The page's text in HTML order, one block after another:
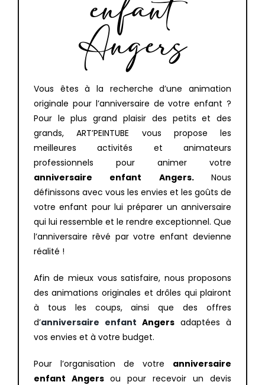
enfant
Angers
Vous êtes à la recherche d’une animation
originale pour l’anniversaire de votre enfant ?
Pour le plus grand plaisir des petits et des
grands, ART’PEINTUBE vous propose les
meilleures activités et animateurs
professionnels pour animer votre
anniversaire enfant Angers.Nous
définissons avec vous les envies et les goûts de
votre enfant pour lui préparer un anniversaire
qui lui ressemble et le rendre exceptionnel. Que
l’anniversaire rêvé par votre enfant devienne
réalité !
Afin de mieux vous satisfaire, nous proposons
des animations originales et drôles qui plairont
à tous les coups, ainsi que des offres
d’anniversaire enfant Angers adaptées à
vos envies et à votre budget.
Pour l’organisation de votre anniversaire
enfant Angers ou pour recevoir un devis